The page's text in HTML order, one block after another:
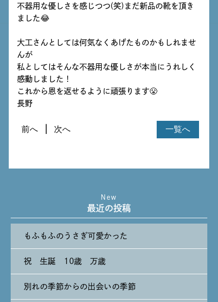
不器用な優しさを感じつつ(笑)まだ新品の靴を頂き
ました😂
大工さんとしては何気なくあげたものかもしれませ
んが
私としてはそんな不器用な優しさが本当にうれしく
感動しました！
これから恩を返せるように頑張ります😤
長野
一覧へ
前へ 次へ
New
最近の投稿
もふもふのうさぎ可愛かった
祝 生誕 10歳 万歳
別れの季節からの出会いの季節